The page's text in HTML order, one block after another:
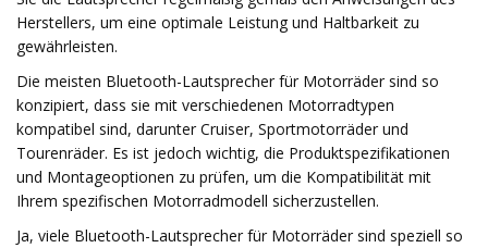
Herstellers, um eine optimale Leistung und Haltbarkeit zu
gewährleisten.
Die meisten Bluetooth-Lautsprecher für Motorräder sind so
konzipiert, dass sie mit verschiedenen Motorradtypen
kompatibel sind, darunter Cruiser, Sportmotorräder und
Tourenräder. Es ist jedoch wichtig, die Produktspezifikationen
und Montageoptionen zu prüfen, um die Kompatibilität mit
Ihrem spezifischen Motorradmodell sicherzustellen.
Ja, viele Bluetooth-Lautsprecher für Motorräder sind speziell so